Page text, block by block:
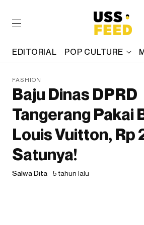
EDITORIAL POP CULTURE
FASHION
Baju Dinas DPRD
Tangerang Pakai
Louis Vuitton, Rp
Satunya!
Salwa Dita 5 tahun lalu